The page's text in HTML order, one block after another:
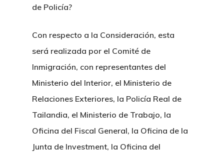
de Policía?
Con respecto a la Consideración, esta
será realizada por el Comité de
Inmigración, con representantes del
Ministerio del Interior, el Ministerio de
Relaciones Exteriores, la Policía Real de
Tailandia, el Ministerio de Trabajo, la
Oficina del Fiscal General, la Oficina de la
Junta de Investment, la Oficina del
Acuerdos
Fusiones Y
Derecho Laboral
Derecho De
JV
Extradiciones
Casos De Trafico
Acuerdos
Legalizacion De
Compra De
Tailandia
Visa Schengen